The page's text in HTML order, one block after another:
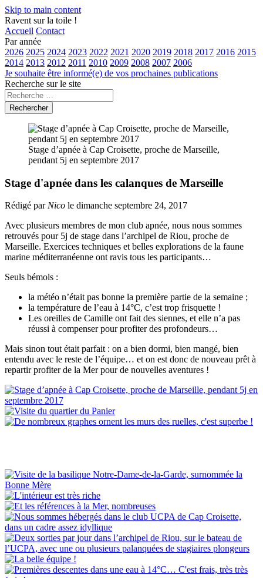
Skip to main content
Ravent sur la toile !
Accueil Contact
Par année
2026 2025 2024 2023 2022 2021 2020 2019 2018 2017 2016 2015
2014 2013 2012 2011 2010 2009 2008 2007 2006
Je souhaite être informé(e) de vos prochaines publications
Recherche sur le site
Rechercher
Stage d’apnée à Cap Croisette, proche de Marseille,
pendant 5j en septembre 2017
Stage d'apnée dans les calanques de Marseille
Rédigé parNico le dimanche septembre 24, 2017
Avec plusieurs membres de mon club apnée, nous nous sommes
retrouvés pour 5j de stage dans l’archipel de Riou, proche de
Marseille. Exercices techniques et belles explorations de la faune
marine méditerranéenne ont ravis tous les participants…
Seuls bémols :
la météo n’était pas bonne la première partie de la semaine ;
la température de l’eau à 14°C, c’est trop frisquette !
Les oreilles de Camille ont fait des siennes, et elle n’a pas
réussi à compenser pour profiter des profondeurs…
Mais sinon tout était parfait : on a bien dormi, bien mangé, bien
entendu avec le reste de l’équipe… et on est donc de nouveau prêt à
repartir profiter de la Mer pour de nouvelles aventures !